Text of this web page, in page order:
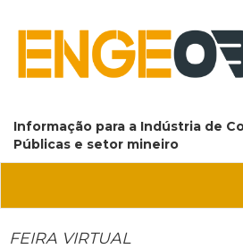
Informação para a Indústria de
Públicas e setor mineiro
FEIRA VIRTUAL